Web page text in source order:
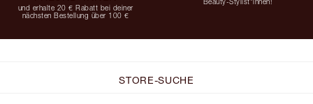
und erhalte 20 € Rabatt bei deiner
nächsten Bestellung über 100 €
STORE-SUCHE